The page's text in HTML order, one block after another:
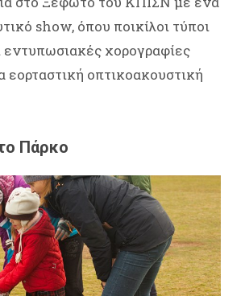
show, όπου ποικίλοι τύποι
χορογραφίες
εορταστική οπτικοακουστική
Πάρκο